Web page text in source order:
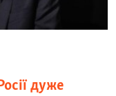
дуже